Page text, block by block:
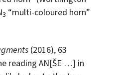
3 “multi-coloured horn”
(2016), 63
reading AN[ŠE …] in